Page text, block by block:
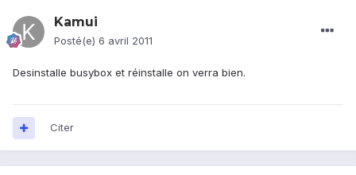
Kamui
Posté(e) 6 avril 2011
Desinstalle busybox et réinstalle on verra bien.
Citer